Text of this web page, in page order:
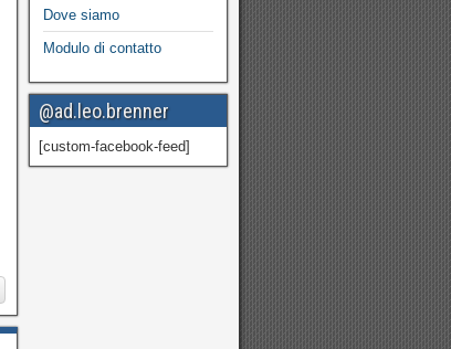
Dove siamo
Modulo di contatto
@ad.leo.brenner
[custom-facebook-feed]